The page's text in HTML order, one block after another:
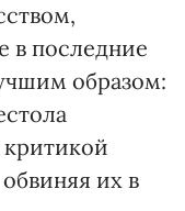
в последние
образом:
критикой
их в